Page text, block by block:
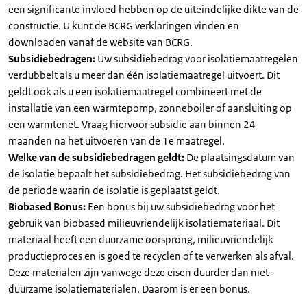
een significante invloed hebben op de uiteindelijke dikte van de
constructie. U kunt de BCRG verklaringen vinden en
downloaden vanaf de website van BCRG.
Subsidiebedragen: Uw subsidiebedrag voor isolatiemaatregelen
verdubbelt als u meer dan één isolatiemaatregel uitvoert. Dit
geldt ook als u een isolatiemaatregel combineert met de
installatie van een warmtepomp, zonneboiler of aansluiting op
een warmtenet. Vraag hiervoor subsidie aan binnen 24
maanden na het uitvoeren van de 1e maatregel.
Welke van de subsidiebedragen geldt: De plaatsingsdatum van
de isolatie bepaalt het subsidiebedrag. Het subsidiebedrag van
de periode waarin de isolatie is geplaatst geldt.
Biobased Bonus: Een bonus bij uw subsidiebedrag voor het
gebruik van biobased milieuvriendelijk isolatiemateriaal. Dit
materiaal heeft een duurzame oorsprong, milieuvriendelijk
productieproces en is goed te recyclen of te verwerken als afval.
Deze materialen zijn vanwege deze eisen duurder dan niet-
duurzame isolatiematerialen. Daarom is er een bonus.